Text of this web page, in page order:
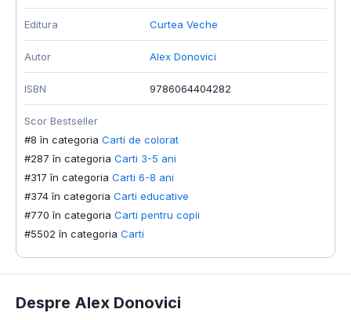
Editura Curtea Veche
Autor Alex Donovici
ISBN 9786064404282
Scor Bestseller
#8 în categoria Carti de colorat
#287 în categoria Carti 3-5 ani
#317 în categoria Carti 6-8 ani
#374 în categoria Carti educative
#770 în categoria Carti pentru copii
#5502 în categoria Carti
Despre Alex Donovici